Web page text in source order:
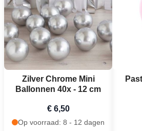
Zilver Chrome Mini
Ballonnen 40x - 12 cm
€ 6,50
Op voorraad: 8 - 12 dagen